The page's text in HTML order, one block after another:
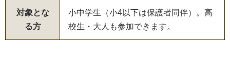
対象とな
る方
小中学生（小4以下は保護者同伴）。高
校生・大人も参加できます。